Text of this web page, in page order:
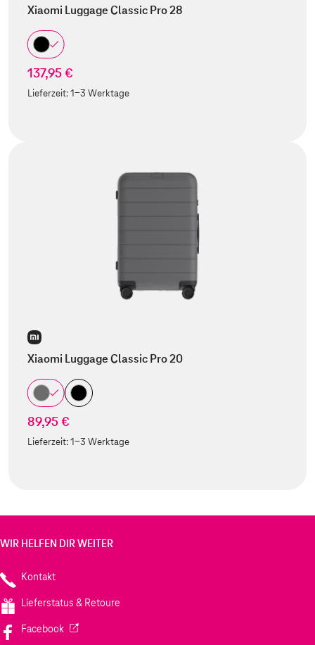
Xiaomi Luggage Classic Pro 28
137,95 €
Lieferzeit:1-3 Werktage
Xiaomi Luggage Classic Pro 20
89,95 €
Lieferzeit:1-3 Werktage
WIR HELFEN DIR WEITER
Kontakt
Lieferstatus & Retoure
Facebook(Wird in einem neuen Tab geöffnet)